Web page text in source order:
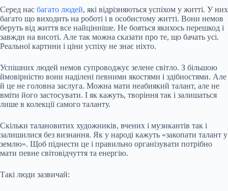
Серед нас багато людей, які відрізняються успіхом у житті. У них
багато що виходить на роботі і в особистому житті. Вони немов
беруть від життя все найцінніше. Не бояться якихось перешкод і
завжди на висоті. Але так можна сказати про те, що бачать усі.
Реальної картини і ціни успіху не знає ніхто.
Успішних людей немов супроводжує зелене світло. З більшою
ймовірністю вони наділені певними якостями і здібностями. Але
й це не головна заслуга. Можна мати неабиякий талант, але не
вміти його застосувати. І як кажуть, творіння так і залишаться
лише в колекції самого таланту.
Скільки талановитих художників, вчених і музикантів так і
залишилися без визнання. Як у народі кажуть «закопати талант у
землю». Щоб піднести це і правильно організувати потрібно
мати певне світовідчуття та енергію.
Такі люди зазвичай: